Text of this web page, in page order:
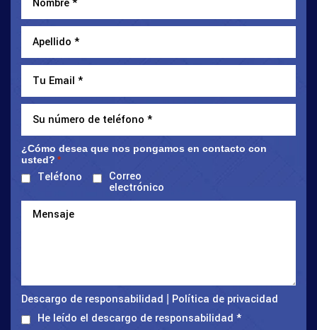
¿Cómo desea que nos pongamos en contacto con
usted? *
Teléfono Correo
electrónico
Descargo de responsabilidad
Política de privacidad
He leído el descargo de responsabilidad *